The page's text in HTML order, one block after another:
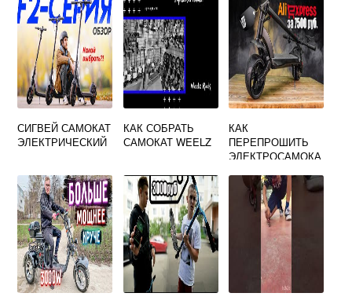
СИГВЕЙ САМОКАТ
ЭЛЕКТРИЧЕСКИЙ
КАК СОБРАТЬ
САМОКАТ WEELZ
КАК
ПЕРЕПРОШИТЬ
ЭЛЕКТРОСАМОКА